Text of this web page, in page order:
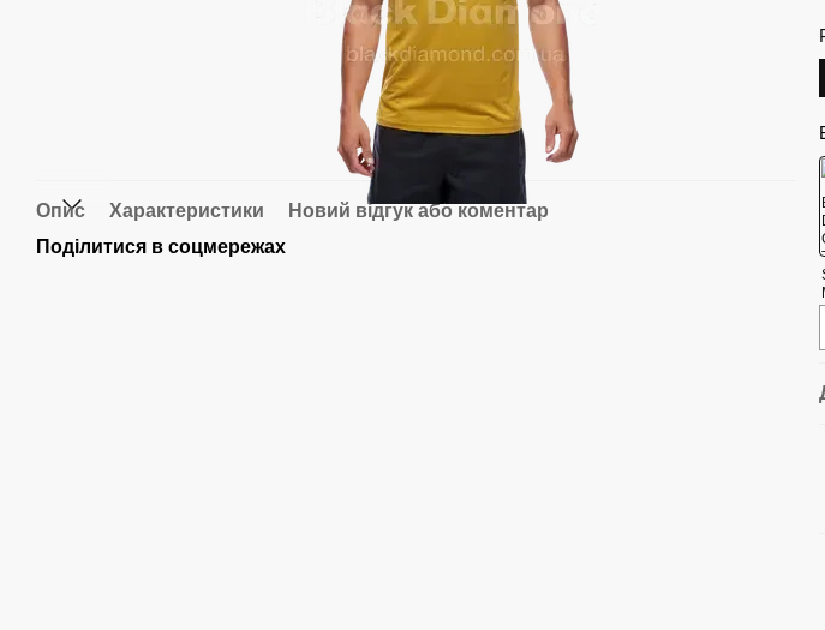
Опис Характеристики
Новий відгук або коментар
Поділитися в соцмережах